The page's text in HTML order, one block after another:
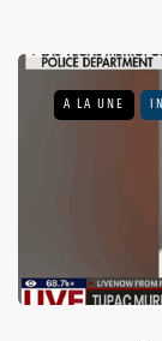
A LA UNE